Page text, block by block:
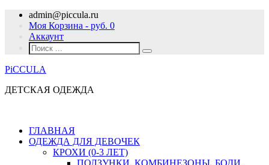
admin@piccula.ru
Моя Корзина - руб. 0
Аккаунт
PiCCULA
ДЕТСКАЯ ОДЕЖДА
ГЛАВНАЯ
ОДЕЖДА ДЛЯ ДЕВОЧЕК
КРОХИ (0-3 ЛЕТ)
ПОЛЗУНКИ, КОМБИНЕЗОНЫ, БОДИ